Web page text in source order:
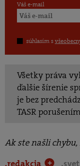
Váš e-mail
súhlasím s
Všetky práva
ďalšie šírenie
je bez
TASR
Ak ste našli
+